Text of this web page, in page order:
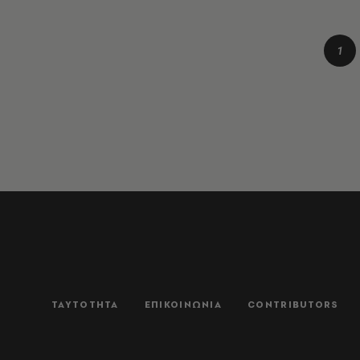
1
ΤΑΥΤΟΤΗΤΑ ΕΠΙΚΟΙΝΩΝΙΑ CONTRIBUTORS